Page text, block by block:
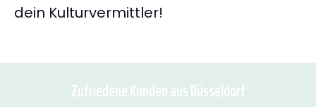
dein Kulturvermittler!
Zufriedene Kunden aus Düsseldorf